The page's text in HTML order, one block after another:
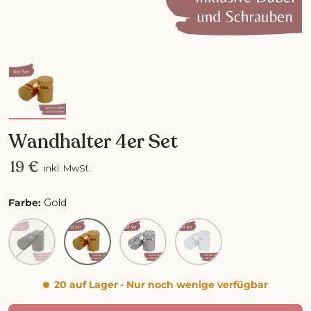
Wandhalter 4er Set
19 € inkl. MwSt.
Farbe: Gold
Schwarz Gold Silber Weiß
20 auf Lager- Nur noch wenige verfügbar